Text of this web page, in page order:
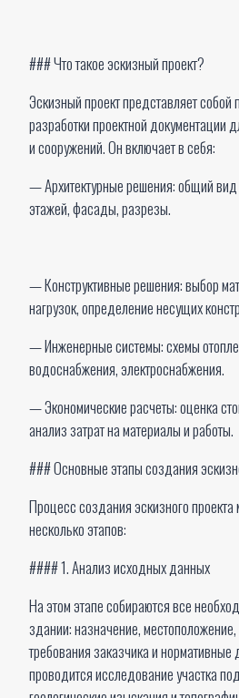
### Что такое эскизный проект?
Эскизный проект представляет
разработки проектной документации
и сооружений. Он включает в себя:
— Архитектурные решения: общий
этажей, фасады, разрезы.
— Конструктивные решения: выбор
нагрузок, определение несущих
— Инженерные системы: схемы
водоснабжения, электроснабжения.
— Экономические расчеты: оценка
анализ затрат на материалы и работы.
### Основные этапы создания
Процесс создания эскизного
несколько этапов:
#### 1. Анализ исходных данных
На этом этапе собираются все
здании: назначение,
требования заказчика и нормативные
проводится исследование участка